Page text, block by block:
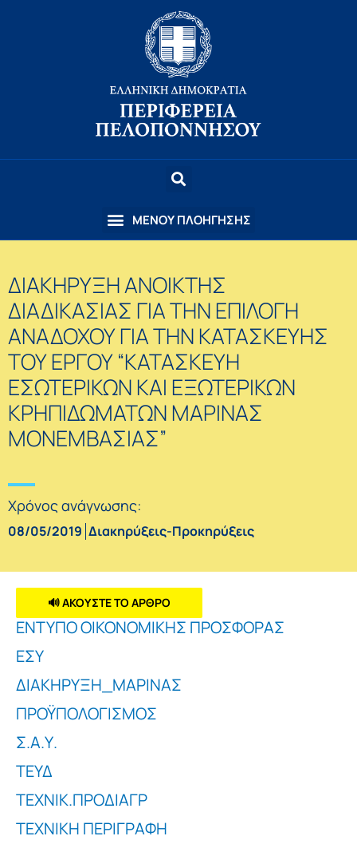
ΔΙΑΚΗΡΥΞΗ ΑΝΟΙΚΤΗΣ
ΔΙΑΔΙΚΑΣΙΑΣ ΓΙΑ ΤΗΝ ΕΠΙΛΟΓΗ
ΑΝΑΔΟΧΟΥ ΓΙΑ ΤΗΝ ΚΑΤΑΣΚΕΥΗΣ
ΤΟΥ ΕΡΓΟΥ “ΚΑΤΑΣΚΕΥΗ
ΕΣΩΤΕΡΙΚΩΝ ΚΑΙ ΕΞΩΤΕΡΙΚΩΝ
ΚΡΗΠΙΔΩΜΑΤΩΝ ΜΑΡΙΝΑΣ
ΜΟΝΕΜΒΑΣΙΑΣ”
Χρόνος ανάγνωσης:
08/05/2019 Διακηρύξεις-Προκηρύξεις
🔊 ΑΚΟΥΣΤΕ ΤΟ ΑΡΘΡΟ
ΕΝΤΥΠΟ ΟΙΚΟΝΟΜΙΚΗΣ ΠΡΟΣΦΟΡΑΣ
ΕΣΥ
ΔΙΑΚΗΡΥΞΗ_ΜΑΡΙΝΑΣ
ΠΡΟΫΠΟΛΟΓΙΣΜΟΣ
Σ.Α.Υ.
ΤΕΥΔ
ΤΕΧΝΙΚ.ΠΡΟΔΙΑΓΡ
ΤΕΧΝΙΚΗ ΠΕΡΙΓΡΑΦΗ